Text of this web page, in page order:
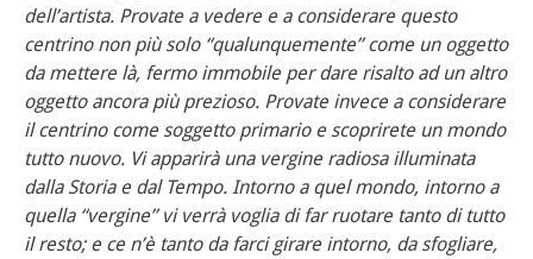
dell’artista. Provate a vedere e a considerare questo
centrino non più solo “qualunquemente” come un oggetto
da mettere là, fermo immobile per dare risalto ad un altro
oggetto ancora più prezioso. Provate invece a considerare
il centrino come soggetto primario e scoprirete un mondo
tutto nuovo. Vi apparirà una vergine radiosa illuminata
dalla Storia e dal Tempo. Intorno a quel mondo, intorno a
quella “vergine” vi verrà voglia di far ruotare tanto di tutto
il resto; e ce n’è tanto da farci girare intorno, da sfogliare,